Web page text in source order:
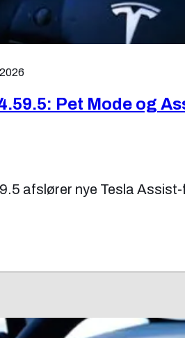
Pet Mode og
afslører nye Tesla